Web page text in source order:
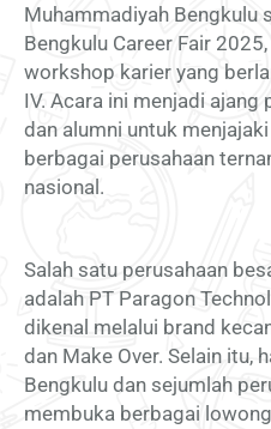
Muhammadiyah Bengkulu
Bengkulu Career Fair
workshop karier yang
IV. Acara ini menjadi
dan alumni untuk
berbagai perusahaan
nasional.
Salah satu perusahaan
adalah PT Paragon
dikenal melalui brand
dan Make Over. Selain itu,
Bengkulu dan sejumlah
membuka berbagai